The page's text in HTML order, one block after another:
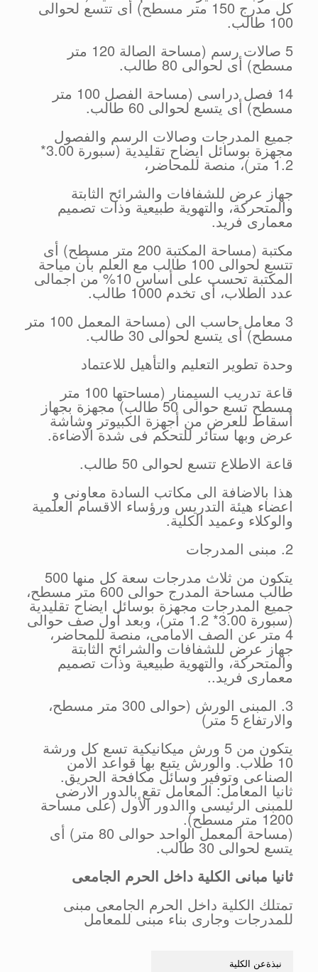
كل مدرج 150 متر مسطح) أى تتسع لحوالى
100 طالب.
5 صالات رسم (مساحة الصالة 120 متر
مسطح) أى لحوالى 80 طالب.
14 فصل دراسى (مساحة الفصل 100 متر
مسطح) أى يتسع لحوالى 60 طالب.
جميع المدرجات وصالات الرسم والفصول
مجهزة بوسائل ايضاح تقليدية (سبورة 3.00*
1.2 متر)، منصة للمحاضر،
جهاز عرض للشفافات والشرائح الثابتة
والمتحركة، والتهوية طبيعية وذات تصميم
معمارى فريد.
مكتبة (مساحة المكتبة 200 متر مسطح) أى
تتسع لحوالى 100 طالب مع العلم بأن مياحة
المكتبة تحسب على أساس 10% من اجمالى
عدد الطلاب، أى تخدم 1000 طالب.
3 معامل حاسب الى (مساحة المعمل 100 متر
مسطح) أى يتسع لحوالى 30 طالب.
وحدة تطوير التعليم والتأهيل للاعتماد
قاعة تدريب السيمنار (مساحتها 100 متر
مسطح تسع حوالى 50 طالب) مجهزة بجهاز
أسقاط للعرض من أجهزة الكبيوتر وشاشة
عرض وبها ستائر للتحكم فى شدة الاضاءة.
قاعة الاطلاع تتسع لحوالى 50 طالب.
هذا بالاضافة الى مكاتب السادة معاونى و
اعضاء هيئة التدريس ورؤساء الاقسام العلمية
والوكلاء وعميد الكلية.
2. مبنى المدرجات
يتكون من ثلاث مدرجات سعة كل منها 500
طالب مساحة المدرج حوالى 600 متر مسطح،
جميع المدرجات مجهزة بوسائل ايضاح تقليدية
(سبورة 3.00* 1.2 متر)، وبعد أول صف حوالى
4 متر عن الصف الامامى، منصة للمحاضر،
جهاز عرض للشفافات والشرائح الثابتة
والمتحركة، والتهوية طبيعية وذات تصميم
معمارى فريد..
3. المبنى الورش (حوالى 300 متر مسطح،
والارتفاع 5 متر)
يتكون من 5 ورش ميكانيكية تسع كل ورشة
10 طلاب. والورش يتبع بها قواعد الامن
الصناعى وتوفير وسائل مكافحة الحريق.
ثانيا المعامل: المعامل تقع بالدور الارضى
للمبنى الرئيسى واالدور الأول (على مساحة
1200 متر مسطح).
(مساحة المعمل الواحد حوالى 80 متر) أى
يتسع لحوالى 30 طالب.
ثانيا مبانى الكلية داخل الحرم الجامعى
تمتلك الكلية داخل الحرم الجامعى مبنى
للمدرجات وجارى بناء مبنى للمعامل
نبذةعن الكلية